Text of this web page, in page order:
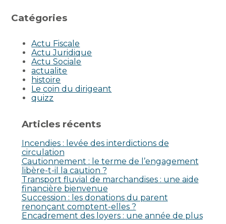
Catégories
Actu Fiscale
Actu Juridique
Actu Sociale
actualite
histoire
Le coin du dirigeant
quizz
Articles récents
Incendies : levée des interdictions de
circulation
Cautionnement : le terme de l’engagement
libère-t-il la caution ?
Transport fluvial de marchandises : une aide
financière bienvenue
Succession : les donations du parent
renonçant comptent-elles ?
Encadrement des loyers : une année de plus